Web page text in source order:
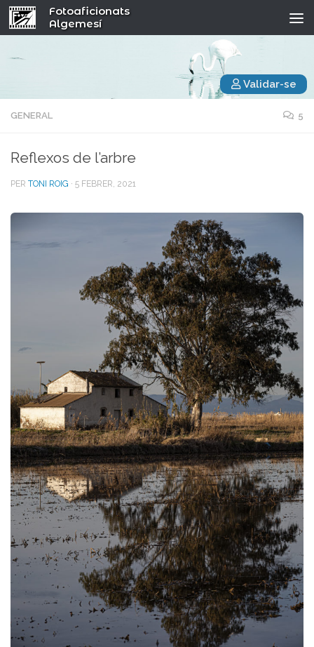
Fotoaficionats
Algemesí
Validar-se
GENERAL 5
Reflexos de l’arbre
PER TONI ROIG · 5 FEBRER, 2021